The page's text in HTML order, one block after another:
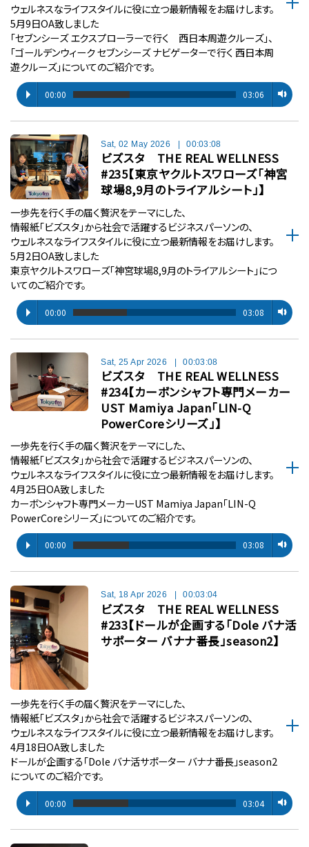
ウェルネスなライフスタイルに役に立つ最新情報をお届けします。
5月9日OA致しました
「セブンシーズ エクスプローラーで行く 西日本周遊クルーズ」、
「ゴールデンウィーク セブンシーズ ナビゲーターで行く 西日本周
遊クルーズ」についてのご紹介です。
00:00 03:06
Sat, 02 May 2026 | 00:03:08
ビズスタ THE REAL WELLNESS
#235【東京ヤクルトスワローズ「神宮
球場8,9月のトライアルシート」】
一歩先を行く手の届く贅沢をテーマにした、
情報紙「ビズスタ」から社会で活躍するビジネスパーソンの、
ウェルネスなライフスタイルに役に立つ最新情報をお届けします。
5月2日OA致しました
東京ヤクルトスワローズ「神宮球場8,9月のトライアルシート」につ
いてのご紹介です。
00:00 03:08
Sat, 25 Apr 2026 | 00:03:08
ビズスタ THE REAL WELLNESS
#234【カーボンシャフト専門メーカー
UST Mamiya Japan「LIN-Q
PowerCoreシリーズ」】
一歩先を行く手の届く贅沢をテーマにした、
情報紙「ビズスタ」から社会で活躍するビジネスパーソンの、
ウェルネスなライフスタイルに役に立つ最新情報をお届けします。
4月25日OA致しました
カーボンシャフト専門メーカーUST Mamiya Japan「LIN-Q
PowerCoreシリーズ」についてのご紹介です。
00:00 03:08
Sat, 18 Apr 2026 00:03:04
ビズスタ THE REAL WELLNESS
#233【ドールが企画する「Dole バナ活
サポーター バナナ番長」season2】
一歩先を行く手の届く贅沢をテーマにした、
情報紙「ビズスタ」から社会で活躍するビジネスパーソンの、
ウェルネスなライフスタイルに役に立つ最新情報をお届けします。
4月18日OA致しました
ドールが企画する「Dole バナ活サポーター バナナ番長」season2
についてのご紹介です。
00:00 03:04